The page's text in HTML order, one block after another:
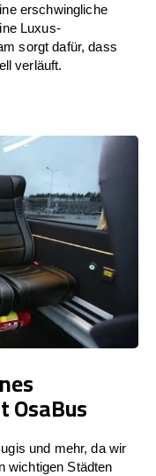
erschwingliche
Luxus-
sorgt dafür, dass
verläuft.
OsaBus
und mehr, da wir
wichtigen Städten